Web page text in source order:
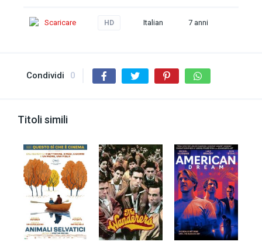
Scaricare HD Italian 7 anni
Condividi 0
Titoli simili